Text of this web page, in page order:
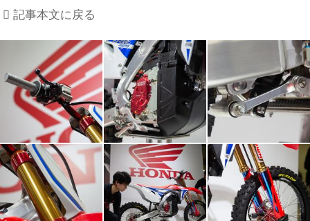
記事本文に戻る